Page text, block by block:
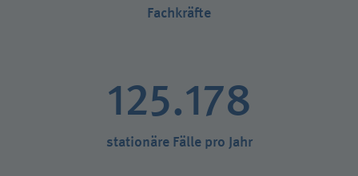
Fachkräfte
125.178
stationäre Fälle pro Jahr